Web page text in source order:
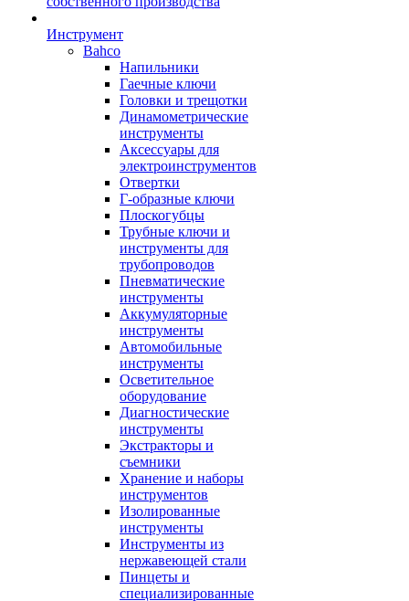
Инструмент
Bahco
Напильники
Гаечные ключи
Головки и трещотки
Динамометрические
инструменты
Аксессуары для
электроинструментов
Отвертки
Г-образные ключи
Плоскогубцы
Трубные ключи и
инструменты для
трубопроводов
Пневматические
инструменты
Аккумуляторные
инструменты
Автомобильные
инструменты
Осветительное
оборудование
Диагностические
инструменты
Экстракторы и
съемники
Хранение и наборы
инструментов
Изолированные
инструменты
Инструменты из
нержавеющей стали
Пинцеты и
специализированные